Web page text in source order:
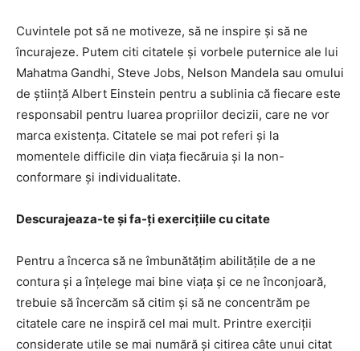
Cuvintele pot să ne motiveze, să ne inspire și să ne
încurajeze. Putem citi citatele și vorbele puternice ale lui
Mahatma Gandhi, Steve Jobs, Nelson Mandela sau omului
de știință Albert Einstein pentru a sublinia că fiecare este
responsabil pentru luarea propriilor decizii, care ne vor
marca existența. Citatele se mai pot referi și la
momentele difficile din viața fiecăruia și la non-
conformare și individualitate.
Descurajeaza-te și fa-ți exercițiile cu citate
Pentru a încerca să ne îmbunătățim abilitățile de a ne
contura și a înțelege mai bine viața și ce ne înconjoară,
trebuie să încercăm să citim și să ne concentrăm pe
citatele care ne inspiră cel mai mult. Printre exerciții
considerate utile se mai numără și citirea câte unui citat